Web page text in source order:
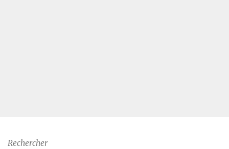
Rechercher